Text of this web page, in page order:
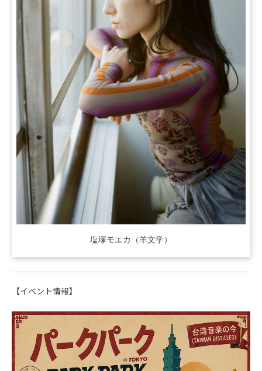
塩塚モエカ（羊文学）
【イベント情報】